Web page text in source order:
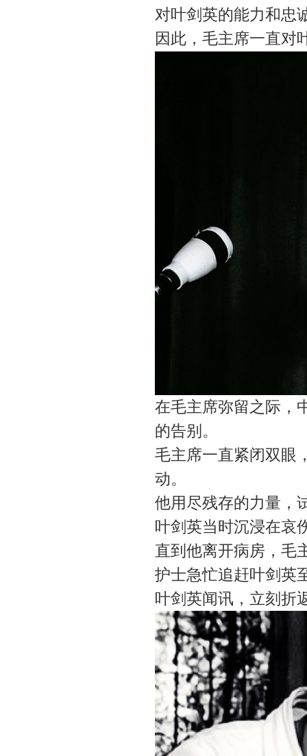
对叶剑英的能力和忠
因此，毛主席一直对
在毛主席弥留之际，
的告别。
毛主席一直紧闭双眼
动。
他用尽残存的力量，
叶剑英当时沉浸在哀
直到他离开病房，毛
护士急忙追赶叶剑英
叶剑英闻讯，立刻折